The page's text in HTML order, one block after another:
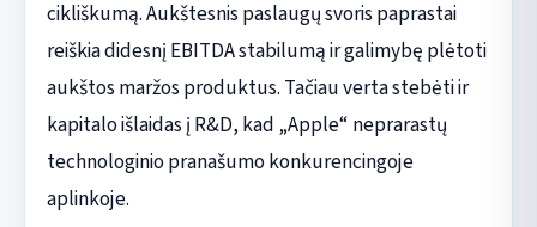
cikliškumą. Aukštesnis paslaugų svoris paprastai
reiškia didesnį EBITDA stabilumą ir galimybę plėtoti
aukštos maržos produktus. Tačiau verta stebėti ir
kapitalo išlaidas į R&D, kad „Apple“ neprarastų
technologinio pranašumo konkurencingoje
aplinkoje.